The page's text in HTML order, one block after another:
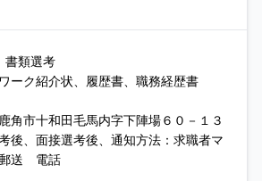
類選考
ーク紹介状、履歴書、職務経歴書
角市十和田毛馬内字下陣場６０－１３
後、面接選考後、通知方法：求職者マ
送 電話